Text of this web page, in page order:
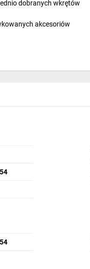
dobranych wkrętów
akcesoriów